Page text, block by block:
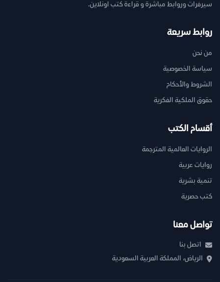
سيرفرات وروابط مباشرة و قراءة كتب اونلاين.
روابط سريعة
من نحن
سياسة الخصوصية
الشروط والأحكام
حقوق الملكية الفكرية
أقسام الكتب
الروايات العالمية المترجمة
روايات عربية
تنمية بشرية
كتب حصرية
تواصل معنا
اتصل بنا
الرياض، المملكة العربية السعودية